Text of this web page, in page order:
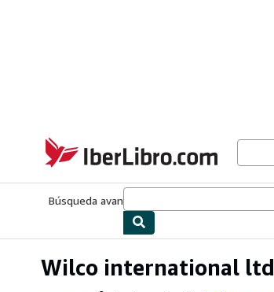
IberLibro.com
Búsqueda avanzada
Wilco international ltd